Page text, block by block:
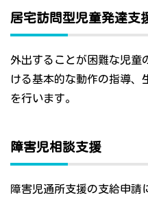
居宅訪問型児童発達支
外出することが困難な児童
ける基本的な動作の指導、
を行います。
障害児相談支援
障害児通所支援の支給申請